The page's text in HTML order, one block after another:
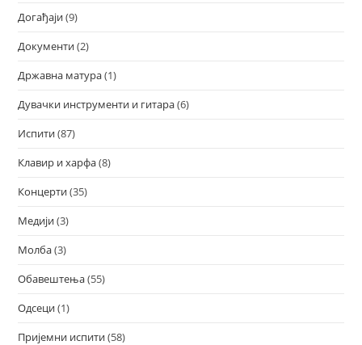
Догађаји(9)
Документи(2)
Државна матура(1)
Дувачки инструменти и гитара(6)
Испити(87)
Клавир и харфа(8)
Концерти(35)
Медији(3)
Молба(3)
Обавештења(55)
Одсеци(1)
Пријемни испити(58)